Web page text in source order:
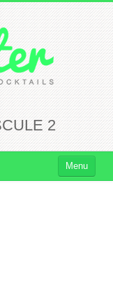
2
Menu